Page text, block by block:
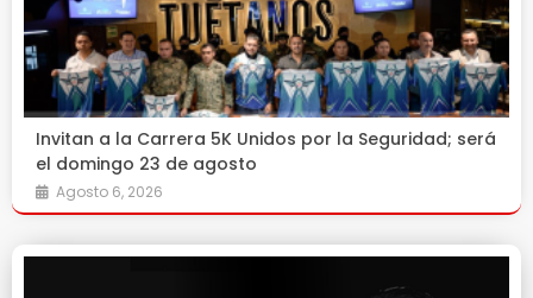
Invitan a la Carrera 5K Unidos por la Seguridad; será
el domingo 23 de agosto
Agosto 6, 2026